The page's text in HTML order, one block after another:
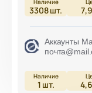
3308шт.
Аккаунты
1 шт.